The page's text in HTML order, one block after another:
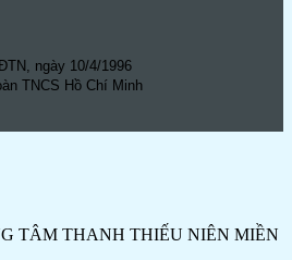
ngày 10/4/1996
TNCS Hồ Chí Minh
TÂM THANH THIẾU NIÊN MIỀN